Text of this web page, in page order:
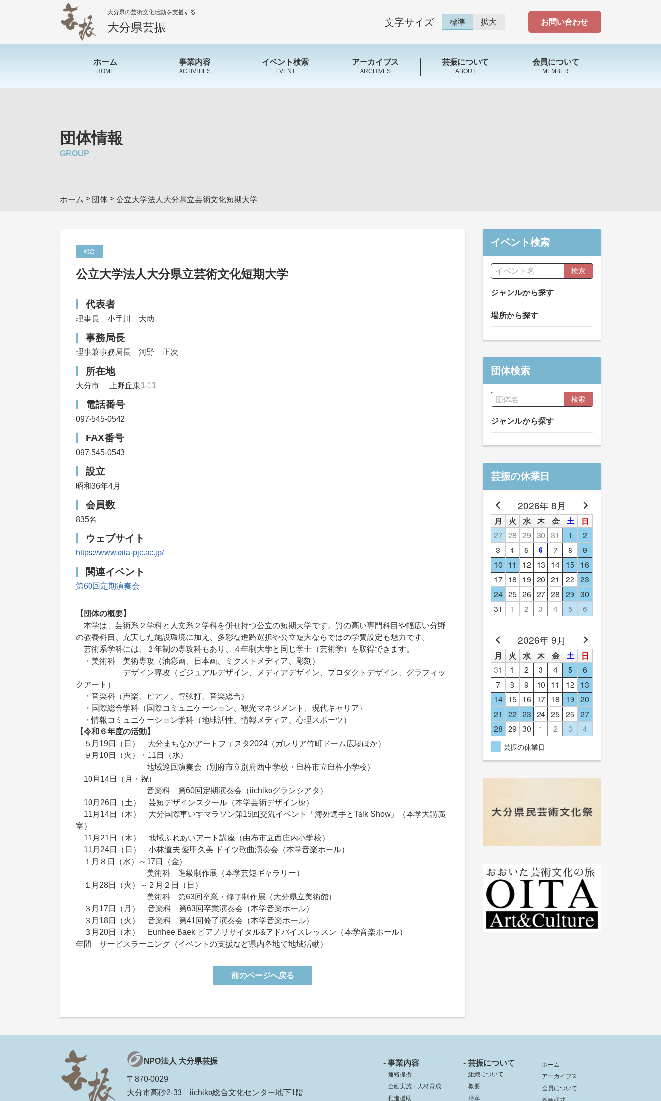
大分県の芸術文化活動を支援する
大分県芸振 文字サイズ 標準 拡大 お問い合わせ
ホーム
HOME
事業内容
ACTIVITIES
イベント検索
EVENT
アーカイブス
ARCHIVES
芸振について
ABOUT
会員について
MEMBER
団体情報
GROUP
ホーム > 団体 > 公立大学法人大分県立芸術文化短期大学
総合
公立大学法人大分県立芸術文化短期大学
代表者
理事長 小手川 大助
事務局長
理事兼事務局長 河野 正次
所在地
大分市 上野丘東1-11
電話番号
097-545-0542
FAX番号
097-545-0543
設立
昭和36年4月
会員数
835名
ウェブサイト
https://www.oita-pjc.ac.jp/
関連イベント
第60回定期演奏会
【団体の概要】
本学は、芸術系２学科と人文系２学科を併せ持つ公立の短期大学です。質の高い専門科目や幅広い分野
の教養科目、充実した施設環境に加え、多彩な進路選択や公立短大ならではの学費設定も魅力です。
芸術系学科には、２年制の専攻科もあり、４年制大学と同じ学士（芸術学）を取得できます。
・美術科 美術専攻（油彩画、日本画、ミクストメディア、彫刻）
デザイン専攻（ビジュアルデザイン、メディアデザイン、プロダクトデザイン、グラフィッ
クアート）
・音楽科（声楽、ピアノ、管弦打、音楽総合）
・国際総合学科（国際コミュニケーション、観光マネジメント、現代キャリア）
・情報コミュニケーション学科（地球活性、情報メディア、心理スポーツ）
【令和６年度の活動】
５月19日（日） 大分まちなかアートフェスタ2024（ガレリア竹町ドーム広場ほか）
９月10日（火）・11日（水）
地域巡回演奏会（別府市立別府西中学校・臼杵市立臼杵小学校）
10月14日（月・祝）
音楽科 第60回定期演奏会（iichikoグランシアタ）
10月26日（土） 芸短デザインスクール（本学芸術デザイン棟）
11月14日（木） 大分国際車いすマラソン第15回交流イベント「海外選手とTalk Show」（本学大講義
室）
11月21日（木） 地域ふれあいアート講座（由布市立西庄内小学校）
11月24日（日） 小林道夫 愛甲久美 ドイツ歌曲演奏会（本学音楽ホール）
１月８日（水）～17日（金）
美術科 進級制作展（本学芸短ギャラリー）
１月28日（火）～２月２日（日）
美術科 第63回卒業・修了制作展（大分県立美術館）
３月17日（月） 音楽科 第63回卒業演奏会（本学音楽ホール）
３月18日（火） 音楽科 第41回修了演奏会（本学音楽ホール）
３月20日（木） Eunhee Baek ピアノリサイタル&アドバイスレッスン（本学音楽ホール）
年間 サービスラーニング（イベントの支援など県内各地で地域活動）
前のページへ戻る
イベント検索
検索
ジャンルから探す
場所から探す
団体検索
検索
ジャンルから探す
芸振の休業日
2026年 8月
月 火 水 木 金 土
日
27 28 29 30 31 1
2
3
4 5 6 7 8
9
10 11 12 13 14 15 16
17 18 19 20 21 22 23
24 25 26 27 28 29 30
31
1 2 3 4 5 6
2026年 9月
月 火 水 木 金 土
日
31
1 2 3 4 5
6
7
8 9 10 11 12 13
14 15 16 17 18 19 20
21
22 23 24 25 26 27
28 29 30 1 2 3 4
芸振の休業日
NPO法人 大分県芸振
〒870-0029
大分市高砂2-33 iichiko総合文化センター地下1階
- 事業内容
連絡提携
企画実施・人材育成
推進援助
- 芸振について
組織について
概要
沿革
ホーム
アーカイブス
会員について